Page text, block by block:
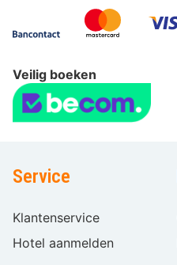
Veilig boeken
Service
Klantenservice
Hotel aanmelden